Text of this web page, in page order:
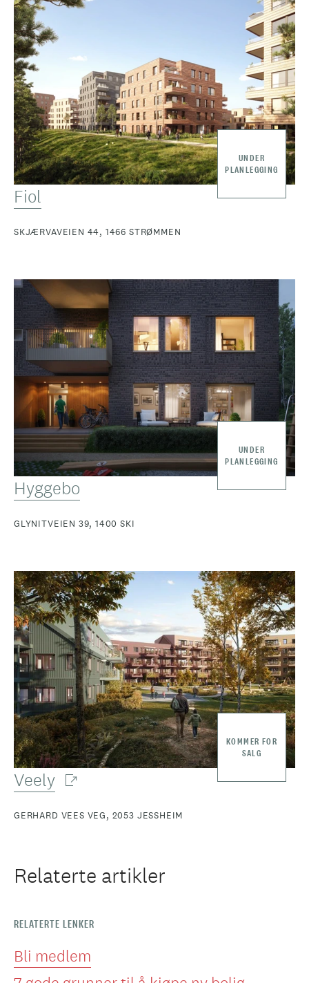
Fiol
SKJÆRVAVEIEN 44, 1466 STRØMMEN
UNDER
PLANLEGGING
Hyggebo
GLYNITVEIEN 39, 1400 SKI
UNDER
PLANLEGGING
Veely
GERHARD VEES VEG, 2053 JESSHEIM
KOMMER FOR
SALG
Relaterte artikler
RELATERTE LENKER
Bli medlem